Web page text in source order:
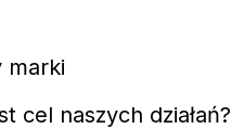
marki
cel naszych działań?